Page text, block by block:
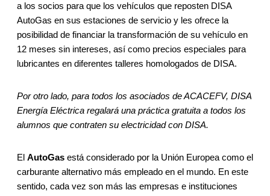
a los socios para que los vehículos que reposten DISA
AutoGas en sus estaciones de servicio y les ofrece la
posibilidad de financiar la transformación de su vehículo en
12 meses sin intereses, así como precios especiales para
lubricantes en diferentes talleres homologados de DISA.
Por otro lado, para todos los asociados de ACACEFV, DISA
Energía Eléctrica regalará una práctica gratuita a todos los
alumnos que contraten su electricidad con DISA.
El AutoGasestá considerado por la Unión Europea como el
carburante alternativo más empleado en el mundo. En este
sentido, cada vez son más las empresas e instituciones